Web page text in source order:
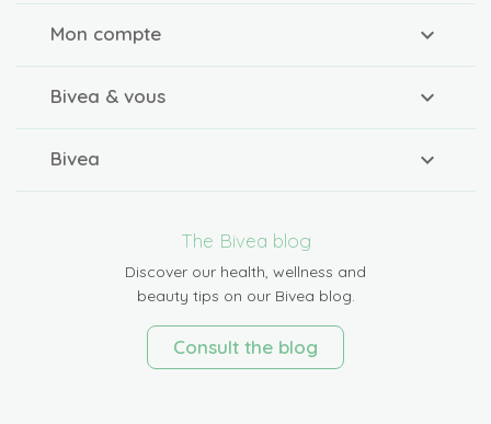
Mon compte
Bivea & vous
Bivea
The Bivea blog
Discover our health, wellness and
beauty tips on our Bivea blog.
Consult the blog